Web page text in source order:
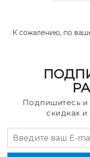
К сожалению, по
Подпишитесь
скидках